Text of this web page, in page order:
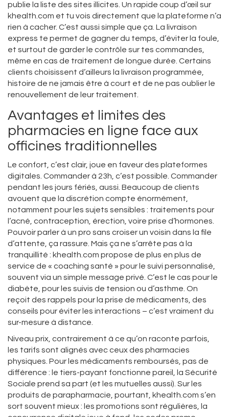
publie la liste des sites illicites. Un rapide coup d’œil sur
khealth.com et tu vois directement que la plateforme n’a
rien à cacher. C’est aussi simple que ça. La livraison
express te permet de gagner du temps, d’éviter la foule,
et surtout de garder le contrôle sur tes commandes,
même en cas de traitement de longue durée. Certains
clients choisissent d’ailleurs la livraison programmée,
histoire de ne jamais être à court et de ne pas oublier le
renouvellement de leur traitement.
Avantages et limites des
pharmacies en ligne face aux
officines traditionnelles
Le confort, c’est clair, joue en faveur des plateformes
digitales. Commander à 23h, c’est possible. Commander
pendant les jours fériés, aussi. Beaucoup de clients
avouent que la discrétion compte énormément,
notamment pour les sujets sensibles : traitements pour
l’acné, contraception, érection, voire prise d’hormones.
Pouvoir parler à un pro sans croiser un voisin dans la file
d’attente, ça rassure. Mais ça ne s’arrête pas à la
tranquillité : khealth.com propose de plus en plus de
service de « coaching santé » pour le suivi personnalisé,
souvent via un simple message privé. C’est le cas pour le
diabète, pour les suivis de tension ou d’asthme. On
reçoit des rappels pour la prise de médicaments, des
conseils pour éviter les interactions – c’est vraiment du
sur-mesure à distance.
Niveau prix, contrairement à ce qu’on raconte parfois,
les tarifs sont alignés avec ceux des pharmacies
physiques. Pour les médicaments remboursés, pas de
différence : le tiers-payant fonctionne pareil, la Sécurité
Sociale prend sa part (et les mutuelles aussi). Sur les
produits de parapharmacie, pourtant, khealth.com s’en
sort souvent mieux : les promotions sont régulières, la